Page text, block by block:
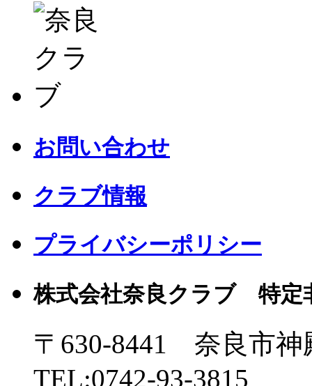
お問い合わせ
クラブ情報
プライバシーポリシー
株式会社奈良クラブ 特定
〒630-8441 奈良市
TEL:0742-93-3815